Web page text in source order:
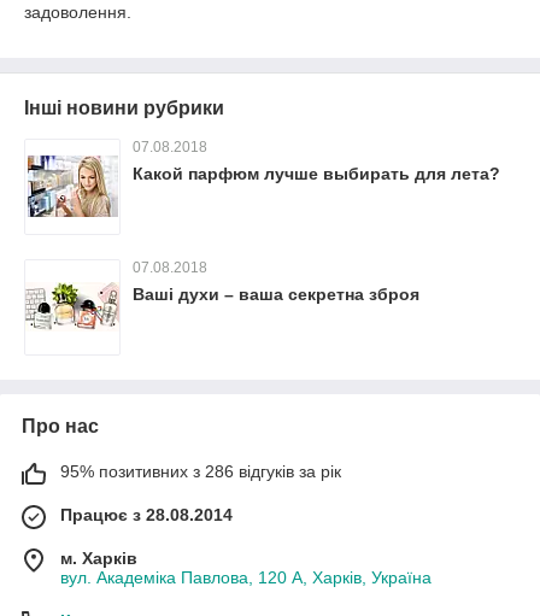
задоволення.
Інші новини рубрики
07.08.2018
Какой парфюм лучше выбирать для лета?
07.08.2018
Ваші духи – ваша секретна зброя
Про нас
95% позитивних з 286 відгуків за рік
Працює з 28.08.2014
м. Харків
вул. Академіка Павлова, 120 А, Харків, Україна